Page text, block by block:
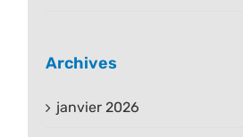
Archives
janvier 2026